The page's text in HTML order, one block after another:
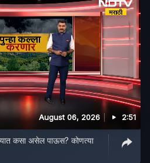
August 06, 2026 2:51
कसा असेल पाऊस? कोणत्या